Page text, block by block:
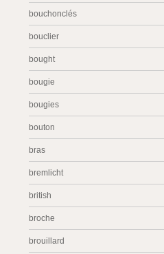
bouchonclés
bouclier
bought
bougie
bougies
bouton
bras
bremlicht
british
broche
brouillard